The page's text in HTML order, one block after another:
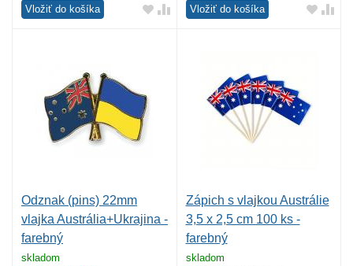
Vložiť do košíka Vložiť do košíka
Odznak (pins) 22mm
vlajka Austrália+Ukrajina -
farebný
skladom
Zápich s vlajkou Austrálie
3,5 x 2,5 cm 100 ks -
farebný
skladom